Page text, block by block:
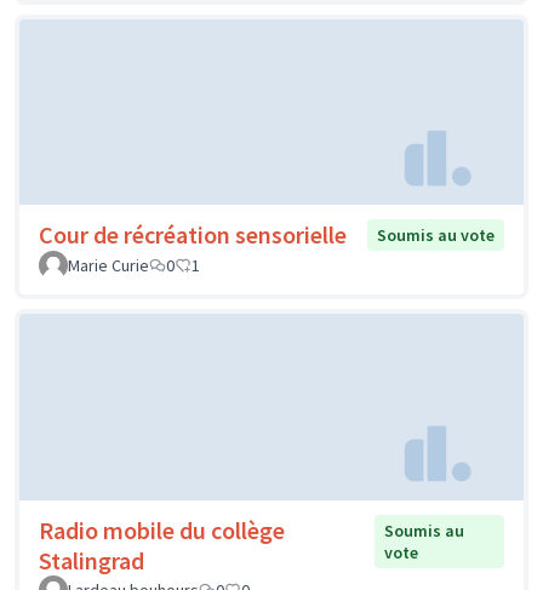
Cour de récréation sensorielle
Soumis au vote
Marie Curie
0 1
Radio mobile du collège
Stalingrad
Soumis au
vote